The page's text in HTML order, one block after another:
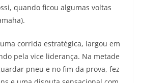
quando ficou algumas voltas
uma corrida estratégica, largou em
pela vice liderança. Na metade
pneu e no fim da prova, fez